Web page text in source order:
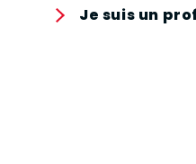
Je suis un